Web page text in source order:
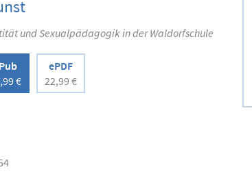
und Sexualpädagogik in der Waldorfschule
€
ePDF
22,99 €